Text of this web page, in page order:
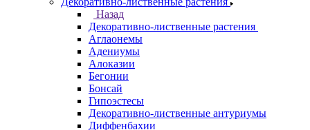
Назад
Декоративно-лиственные растения
Аглаонемы
Адениумы
Алоказии
Бегонии
Бонсай
Гипоэстесы
Декоративно-лиственные антуриумы
Диффенбахии